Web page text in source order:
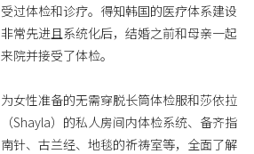
受过体检和诊疗。得知韩国的医疗体系建设
非常先进且系统化后，结婚之前和母亲一起
来院并接受了体检。
为女性准备的无需穿脱长筒体检服和莎依拉
（Shayla）的私人房间内体检系统、备齐指
南针、古兰经、地毯的祈祷室等，全面了解